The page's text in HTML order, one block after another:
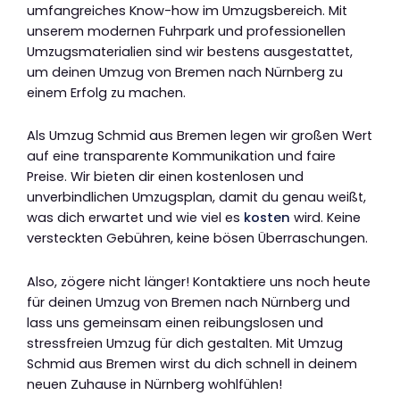
umfangreiches Know-how im Umzugsbereich. Mit
unserem modernen Fuhrpark und professionellen
Umzugsmaterialien sind wir bestens ausgestattet,
um deinen Umzug von Bremen nach Nürnberg zu
einem Erfolg zu machen.
Als Umzug Schmid aus Bremen legen wir großen Wert
auf eine transparente Kommunikation und faire
Preise. Wir bieten dir einen kostenlosen und
unverbindlichen Umzugsplan, damit du genau weißt,
was dich erwartet und wie viel es kosten wird. Keine
versteckten Gebühren, keine bösen Überraschungen.
Also, zögere nicht länger! Kontaktiere uns noch heute
für deinen Umzug von Bremen nach Nürnberg und
lass uns gemeinsam einen reibungslosen und
stressfreien Umzug für dich gestalten. Mit Umzug
Schmid aus Bremen wirst du dich schnell in deinem
neuen Zuhause in Nürnberg wohlfühlen!